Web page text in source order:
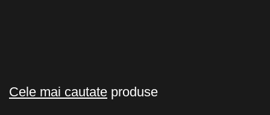
Cele mai cautate produse